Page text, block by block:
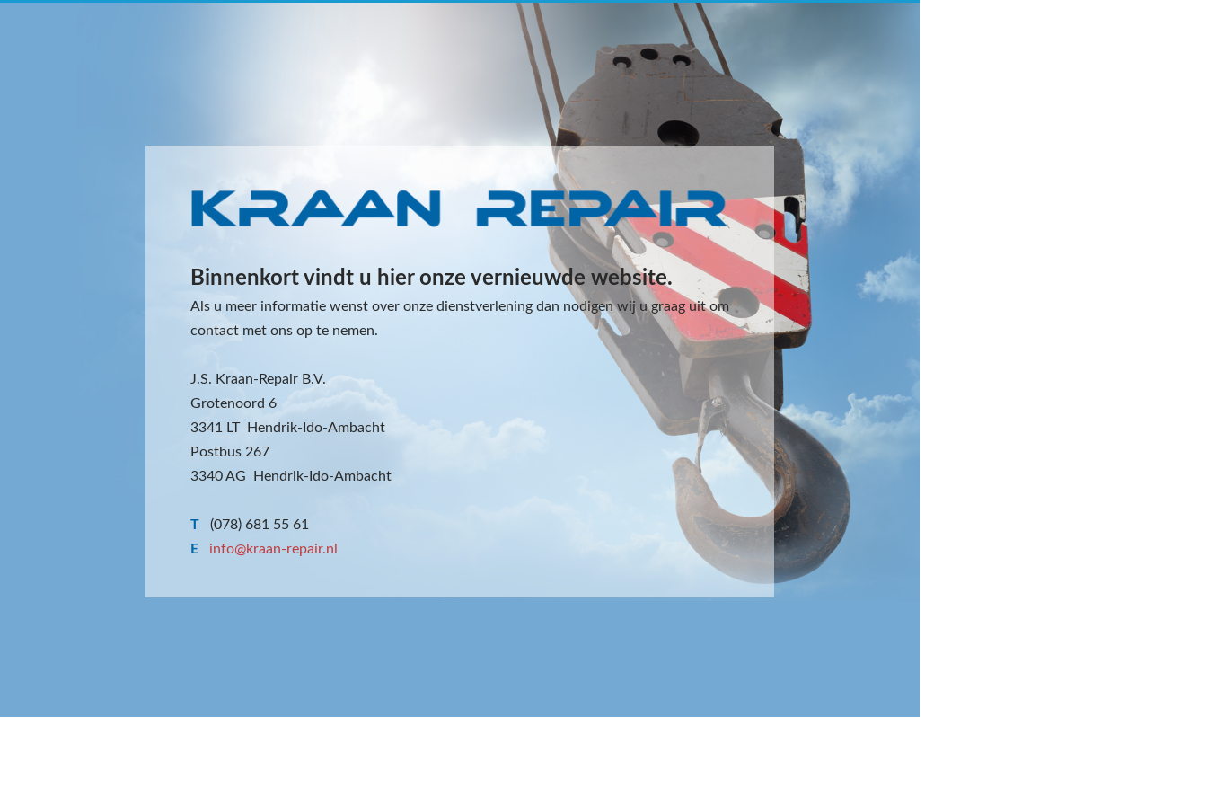
Binnenkort vindt u hier onze vernieuwde website.
Als u meer informatie wenst over onze dienstverlening dan nodigen wij u graag uit om
contact met ons op te nemen.
J.S. Kraan-Repair B.V.
Grotenoord 6
3341 LT Hendrik-Ido-Ambacht
Postbus 267
3340 AG Hendrik-Ido-Ambacht
T
(078) 681 55 61
E
info@kraan-repair.nl